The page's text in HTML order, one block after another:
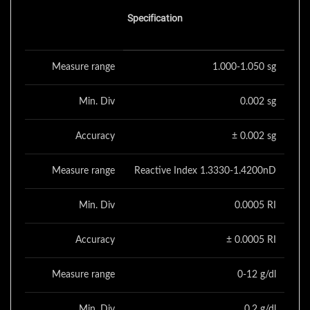
Specification
Measure range 1.000-1.050 sg
Min. Div 0.002 sg
Accuracy ± 0.002 sg
Measure range Reactive Index 1.3330-1.4200nD
Min. Div 0.0005 RI
Accuracy ± 0.0005 RI
Measure range 0-12 g/dl